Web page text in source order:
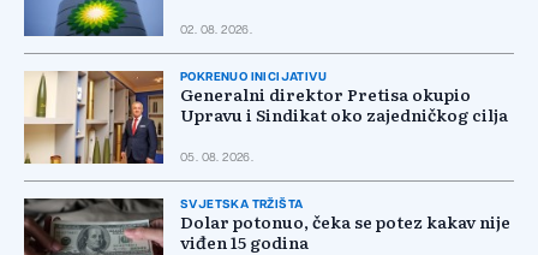
02. 08. 2026.
POKRENUO INICIJATIVU
Generalni direktor Pretisa okupio
Upravu i Sindikat oko zajedničkog cilja
05. 08. 2026.
SVJETSKA TRŽIŠTA
Dolar potonuo, čeka se potez kakav nije
viđen 15 godina